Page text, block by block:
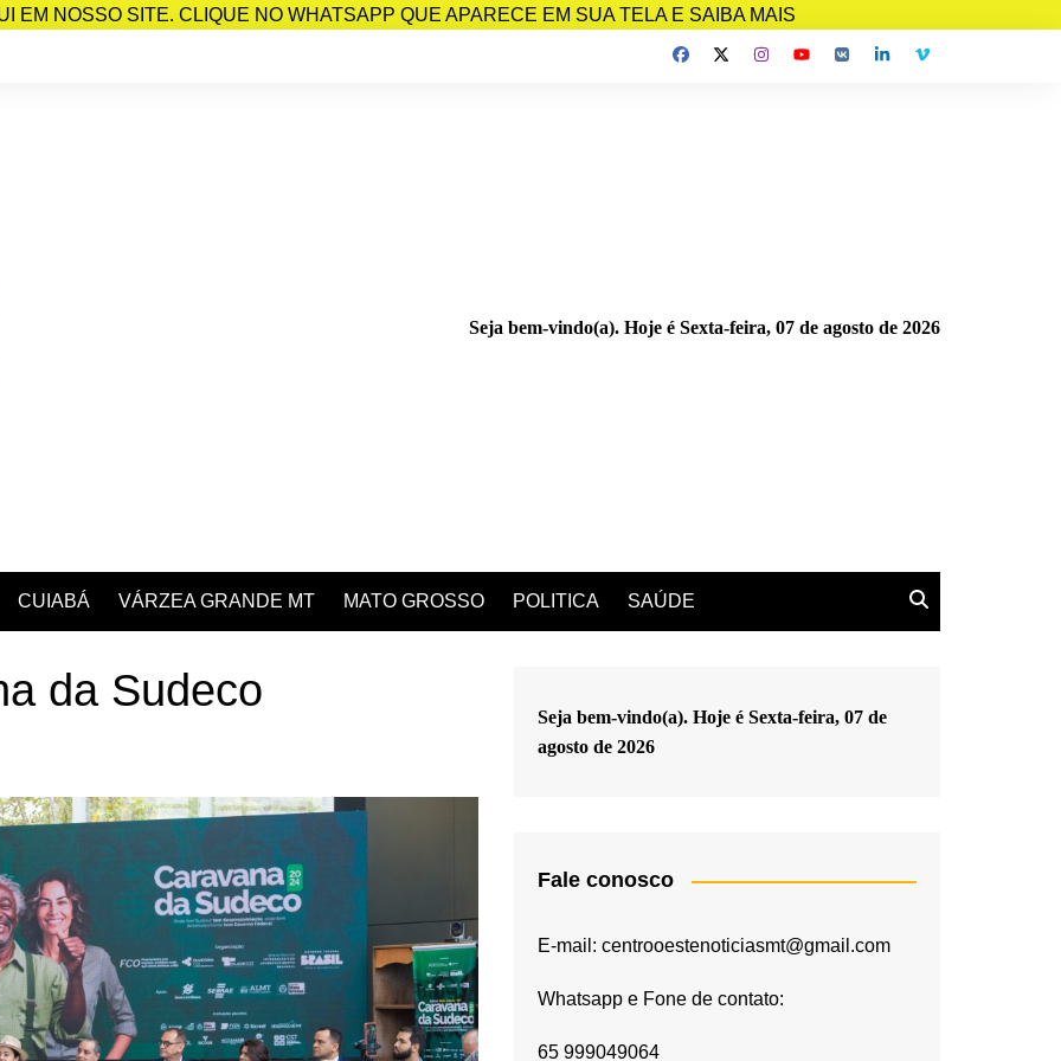
EM NOSSO SITE. CLIQUE NO WHATSAPP QUE APARECE EM SUA TELA E SAIBA MAIS
Seja bem-vindo(a). Hoje é Sexta-feira, 07 de agosto de 2026
CUIABÁ VÁRZEA GRANDE MT MATO GROSSO POLITICA SAÚDE
da Sudeco
Seja bem-vindo(a). Hoje é Sexta-feira, 07 de
agosto de 2026
Fale conosco
E-mail: centrooestenoticiasmt@gmail.com
Whatsapp e Fone de contato:
65 999049064